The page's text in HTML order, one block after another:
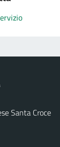
Santa Croce